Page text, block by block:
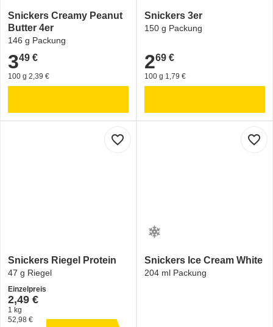
Snickers Creamy Peanut
Butter 4er
146 g Packung
3,49 €
349 €
100 g 2,39 €
Snickers 3er
150 g Packung
2,69 €
269 €
100 g 1,79 €
favorite_border
Snickers Riegel Protein
47 g Riegel
Einzelpreis
2,49 €
1 kg
52,98 €
favorite_border
Snickers Ice Cream White
204 ml Packung